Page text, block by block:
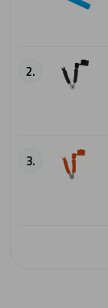
2.
3.